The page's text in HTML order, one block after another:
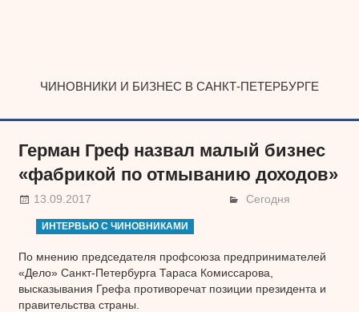
ЧИНОВНИКИ И БИЗНЕС В САНКТ-ПЕТЕРБУРГЕ
Герман Греф назвал малый бизнес
«фабрикой по отмыванию доходов»
13.09.2017 Сегодня
ИНТЕРВЬЮ С ЧИНОВНИКАМИ
По мнению председателя профсоюза предпринимателей
«Дело» Санкт-Петербурга Тараса Комиссарова,
высказывания Грефа противоречат позиции президента и
правительства страны.